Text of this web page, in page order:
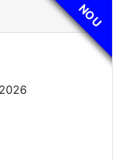
NOU